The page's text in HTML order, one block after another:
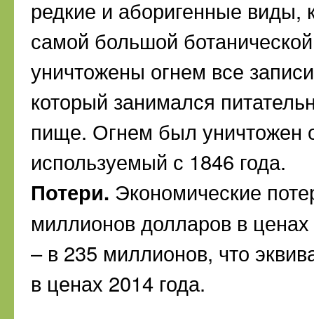
редкие и аборигенные виды,
самой большой
уничтожены огнем все
который занимался
пище. Огнем был уничтожен
используемый с 1846 года.
Потери. Экономические
миллионов долларов в
– в 235 миллионов, что
в ценах 2014 года.